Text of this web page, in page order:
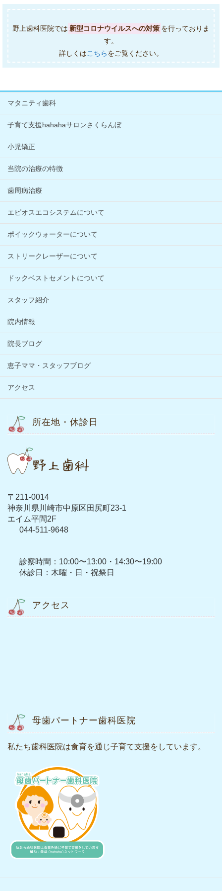
野上歯科医院では 新型コロナウイルスへの対策 を行っておりま
す。
詳しくはこちらをご覧ください。
マタニティ歯科
子育て支援hahahaサロンさくらんぼ
小児矯正
当院の治療の特徴
歯周病治療
エピオスエコシステムについて
ポイックウォーターについて
ストリークレーザーについて
ドックベストセメントについて
スタッフ紹介
院内情報
院長ブログ
恵子ママ・スタッフブログ
アクセス
所在地・休診日
〒211-0014
神奈川県川崎市中原区田尻町23-1
エイム平間2F
044-511-9648
診察時間：10:00〜13:00・14:30〜19:00
休診日：木曜・日・祝祭日
アクセス
母歯パートナー歯科医院
私たち歯科医院は食育を通じ子育て支援をしています。